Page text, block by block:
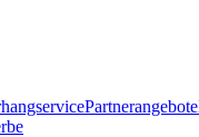
Partnerangebote